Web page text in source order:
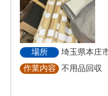
場所
埼玉県本庄
作業内容
不用品回収